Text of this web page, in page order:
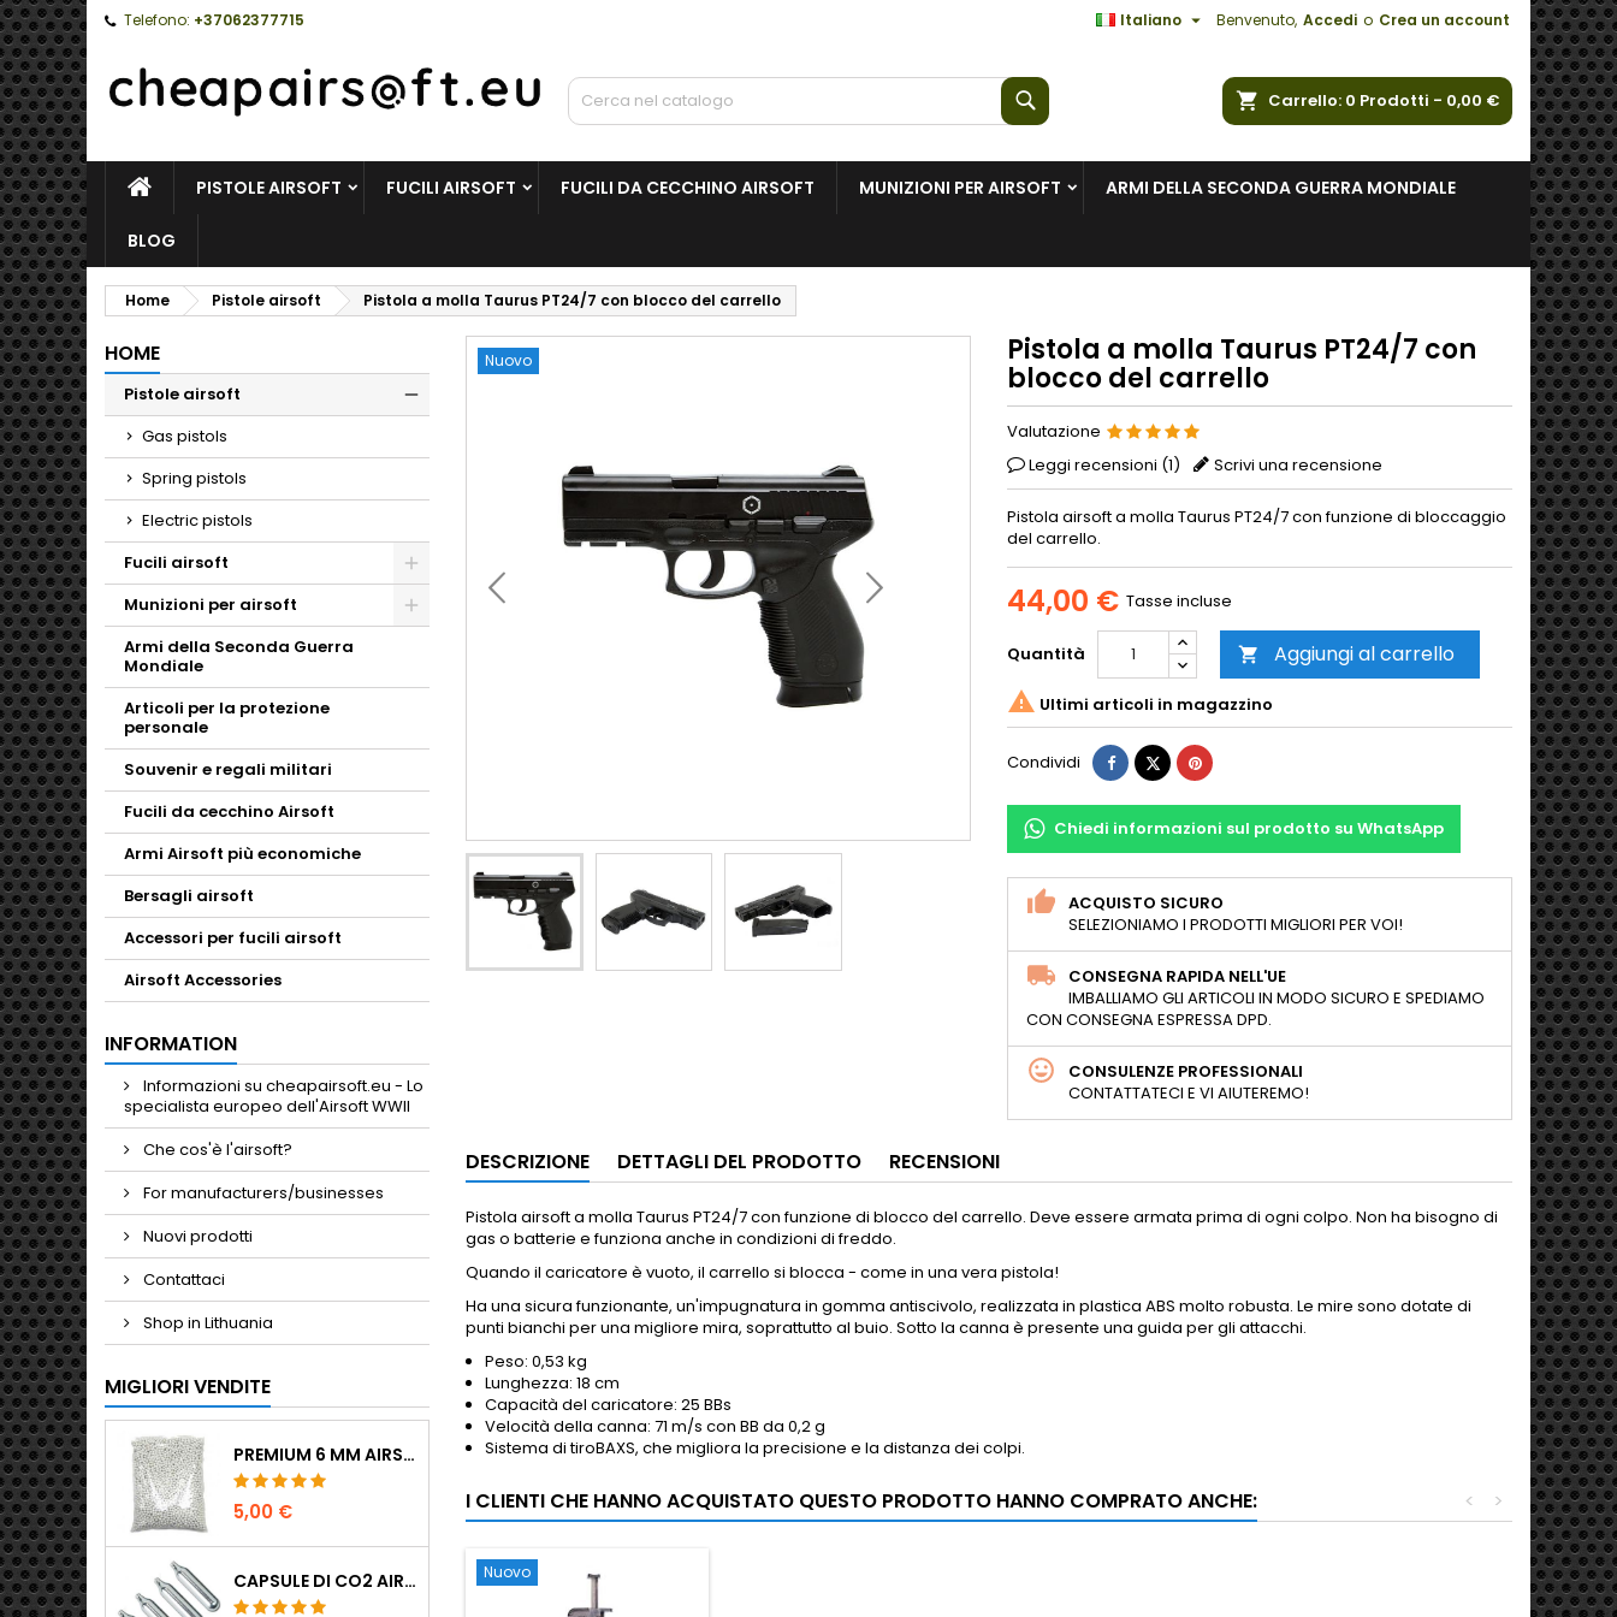
Telefono: +37062377715 Benvenuto, Accedi o Crea un account
Italiano 
Carrello 0 Prodotti - 0,00 €
HOMEPISTOLE AIRSOFT FUCILI AIRSOFT FUCILI DA CECCHINO AIRSOFT MUNIZIONI PER AIRSOFT ARMI DELLA SECONDA GUERRA MONDIALE
BLOG
Home Pistole airsoft Pistola a molla Taurus PT24/7 con blocco del carrello
HOME
Pistole airsoft
Gas pistols
Spring pistols
Electric pistols
Fucili airsoft
Toggle
Munizioni per airsoft
Armi della Seconda Guerra
Mondiale
Articoli per la protezione
personale
Souvenir e regali militari
Fucili da cecchino Airsoft
Armi Airsoft più economiche
Bersagli airsoft
Accessori per fucili airsoft
Airsoft Accessories
INFORMATION
Informazioni su cheapairsoft.eu - Lo
specialista europeo dell'Airsoft WWII
Che cos'è l'airsoft?
For manufacturers/businesses
Nuovi prodotti
Contattaci
Shop in Lithuania
MIGLIORI VENDITE
PREMIUM 6 MM AIRSOFT BBS 0,20 G - 1000 COLPI, NO-JAM, TIRO DRITTO
5,00 €
CAPSULE DI CO2 AIRSOFT 12G 5-PACK - MADE IN HUNGARY, EU, QUALITÀ PREMIUM
Nuovo Pistola a molla Taurus PT24/7 con
blocco del carrello
Valutazione
Leggi recensioni (1) Scrivi una recensione
Pistola airsoft a molla Taurus PT24/7 con funzione di bloccaggio
del carrello.
44,00 € Tasse incluse
Quantità  Aggiungi al carrello
 Ultimi articoli in magazzino
Condividi CondividiTwittaPinterest
Chiedi informazioni sul prodotto su WhatsApp
ACQUISTO SICURO
SELEZIONIAMO I PRODOTTI MIGLIORI PER VOI!
CONSEGNA RAPIDA NELL'UE
IMBALLIAMO GLI ARTICOLI IN MODO SICURO E SPEDIAMO
CON CONSEGNA ESPRESSA DPD.
CONSULENZE PROFESSIONALI
CONTATTATECI E VI AIUTEREMO!
DESCRIZIONE DETTAGLI DEL PRODOTTO RECENSIONI
Pistola airsoft a molla Taurus PT24/7 con funzione di blocco del carrello. Deve essere armata prima di ogni colpo. Non ha bisogno di
gas o batterie e funziona anche in condizioni di freddo.
Quando il caricatore è vuoto, il carrello si blocca - come in una vera pistola!
Ha una sicura funzionante, un'impugnatura in gomma antiscivolo, realizzata in plastica ABS molto robusta. Le mire sono dotate di
punti bianchi per una migliore mira, soprattutto al buio. Sotto la canna è presente una guida per gli attacchi.
Peso: 0,53 kg
Lunghezza: 18 cm
Capacità del caricatore: 25 BBs
Velocità della canna: 71 m/s con BB da 0,2 g
Sistema di tiroBAXS, che migliora la precisione e la distanza dei colpi.
I CLIENTI CHE HANNO ACQUISTATO QUESTO PRODOTTO HANNO COMPRATO ANCHE: >
<
Nuovo